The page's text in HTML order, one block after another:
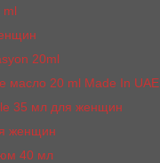
ml
20ml
масло 20 ml Made In UAE
35 мл для женщин
женщин
40 мл